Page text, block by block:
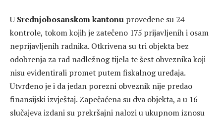
U Srednjobosanskom kantonu provedene su 24
kontrole, tokom kojih je zatečeno 175 prijavljenih i osam
neprijavljenih radnika. Otkrivena su tri objekta bez
odobrenja za rad nadležnog tijela te šest obveznika koji
nisu evidentirali promet putem fiskalnog uređaja.
Utvrđeno je i da jedan porezni obveznik nije predao
finansijski izvještaj. Zapečaćena su dva objekta, a u 16
slučajeva izdani su prekršajni nalozi u ukupnom iznosu